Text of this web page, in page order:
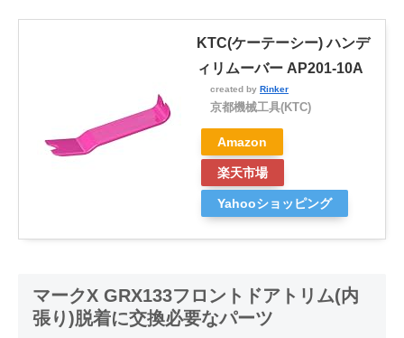
KTC(ケーテーシー) ハンデ
ィリムーバー AP201-10A
created by Rinker
京都機械工具(KTC)
Amazon
楽天市場
Yahooショッピング
マークX GRX133フロントドアトリム(内
張り)脱着に交換必要なパーツ